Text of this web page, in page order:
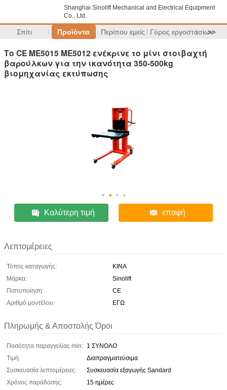
Shanghai Sinolift Mechanical and Electrical Equipment
Co., Ltd.
Σπίτι Προϊόντα Περίπου εμείς Γύρος εργοστασίων
>>
Το CE ME5015 ME5012 ενέκρινε το μίνι στοιβαχτή
βαρούλκων για την ικανότητα 350-500kg
βιομηχανίας εκτύπωσης
Καλύτερη τιμή επαφή
Λεπτομέρειες
Τόπος καταγωγής:
ΚΙΝΑ
Μάρκα:
Sinolift
Πιστοποίηση:
CE
Αριθμό μοντέλου:
ΕΓΩ
Πληρωμής & Αποστολής Όροι
Ποσότητα παραγγελίας min: 1 ΣΥΝΟΛΟ
Τιμή:
Διαπραγματεύσιμα
Συσκευασία λεπτομέρειες:
Συσκευασία εξαγωγής Sandard
Χρόνος παράδοσης:
15 ημέρες